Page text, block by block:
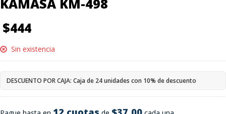
KAMASA KM-498
$444
Sin existencia
DESCUENTO POR CAJA: Caja de 24 unidades con 10% de descuento